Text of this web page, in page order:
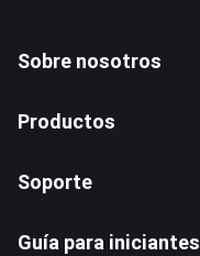
Sobre nosotros
Productos
Soporte
Guía para iniciantes